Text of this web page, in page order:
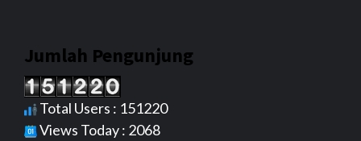
Jumlah Pengunjung
Total Users : 151220
Views Today : 2068